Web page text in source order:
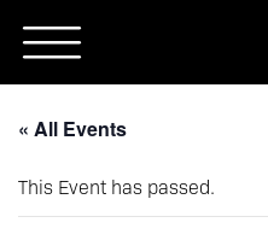
« All Events
This Event has passed.